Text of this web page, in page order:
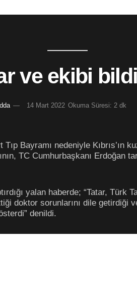
ve ekibi
14 Mart 2022 Okuma Süresi: 2 dk
Bayramı nedeniyle
TC Cumhurbaşkanı Erdoğan
yalan haberde; “Tatar,
doktor sorunlarını dile
denildi.